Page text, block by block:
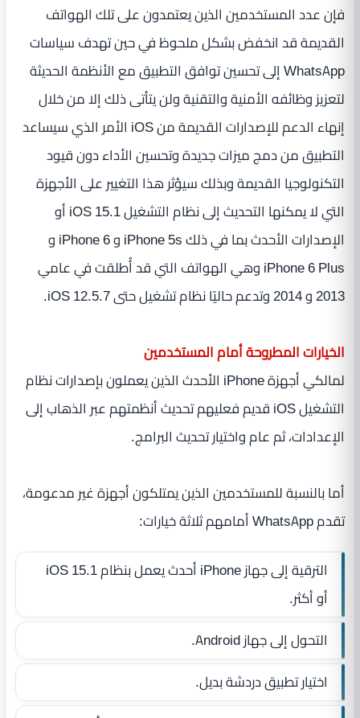
فإن عدد المستخدمين الذين يعتمدون على تلك الهواتف
القديمة قد انخفض بشكل ملحوظ في حين تهدف سياسات
WhatsApp إلى تحسين توافق التطبيق مع الأنظمة الحديثة
لتعزيز وظائفه الأمنية والتقنية ولن يتأتى ذلك إلا من خلال
إنهاء الدعم للإصدارات القديمة من iOS الأمر الذي سيساعد
التطبيق من دمج ميزات جديدة وتحسين الأداء دون قيود
التكنولوجيا القديمة وبذلك سيؤثر هذا التغيير على الأجهزة
التي لا يمكنها التحديث إلى نظام التشغيل iOS 15.1 أو
الإصدارات الأحدث بما في ذلك iPhone 5s و iPhone 6 و
iPhone 6 Plus وهي الهواتف التي قد أُطلقت في عامي
2013 و 2014 وتدعم حاليًا نظام تشغيل حتى iOS 12.5.7.
الخيارات المطروحة أمام المستخدمين
لمالكي أجهزة iPhone الأحدث الذين يعملون بإصدارات نظام
التشغيل iOS قديم فعليهم تحديث أنظمتهم عبر الذهاب إلى
الإعدادات، ثم عام واختيار تحديث البرامج.
أما بالنسبة للمستخدمين الذين يمتلكون أجهزة غير مدعومة،
تقدم WhatsApp أمامهم ثلاثة خيارات:
الترقية إلى جهاز iPhone أحدث يعمل بنظام iOS 15.1
أو أكثر.
التحول إلى جهاز Android.
اختيار تطبيق دردشة بديل.